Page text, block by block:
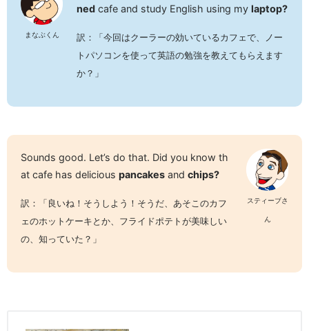
ned cafe and study English using my laptop?
訳：「今回はクーラーの効いているカフェで、ノー
トパソコンを使って英語の勉強を教えてもらえます
か？」
まなぶくん
Sounds good. Let’s do that. Did you know th
at cafe has delicious pancakes and chips?
訳：「良いね！そうしよう！そうだ、あそこのカフ
ェのホットケーキとか、フライドポテトが美味しい
の、知っていた？」
スティーブさ
ん